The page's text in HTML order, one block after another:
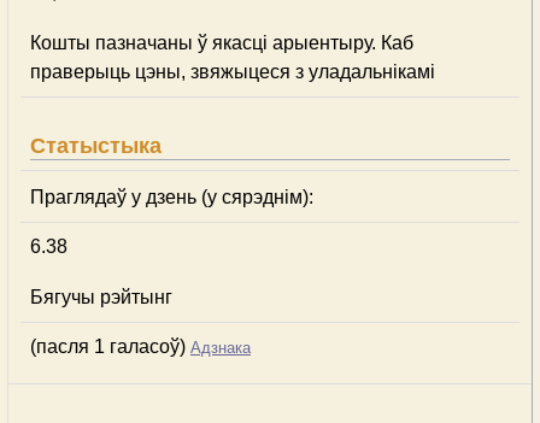
Кошты пазначаны ў якасці арыентыру. Каб
праверыць цэны, звяжыцеся з уладальнікамі
Статыстыка
Праглядаў у дзень (у сярэднім):
6.38
Бягучы рэйтынг
(пасля 1 галасоў) Адзнака